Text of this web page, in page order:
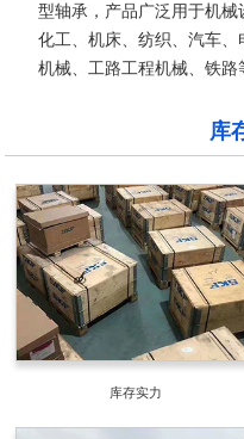
型轴承，产品广泛用于机械
化工、机床、纺织、汽车
机械、工路工程机械、铁路
库
库存实力